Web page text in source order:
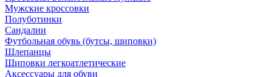
Мужские кроссовки
Полуботинки
Сандалии
Футбольная обувь (бутсы, шиповки)
Шлепанцы
Шиповки легкоатлетические
Аксессуары для обуви